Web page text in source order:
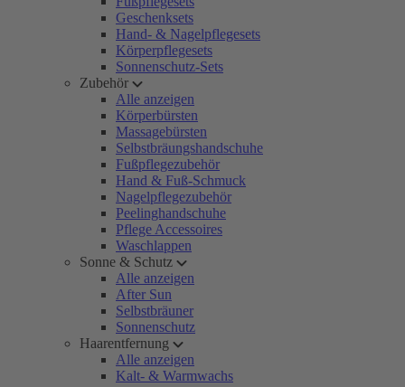
Geschenksets
Hand- & Nagelpflegesets
Körperpflegesets
Sonnenschutz-Sets
Zubehör
Alle anzeigen
Körperbürsten
Massagebürsten
Selbstbräungshandschuhe
Fußpflegezubehör
Hand & Fuß-Schmuck
Nagelpflegezubehör
Peelinghandschuhe
Pflege Accessoires
Waschlappen
Sonne & Schutz
Alle anzeigen
After Sun
Selbstbräuner
Sonnenschutz
Haarentfernung
Alle anzeigen
Kalt- & Warmwachs